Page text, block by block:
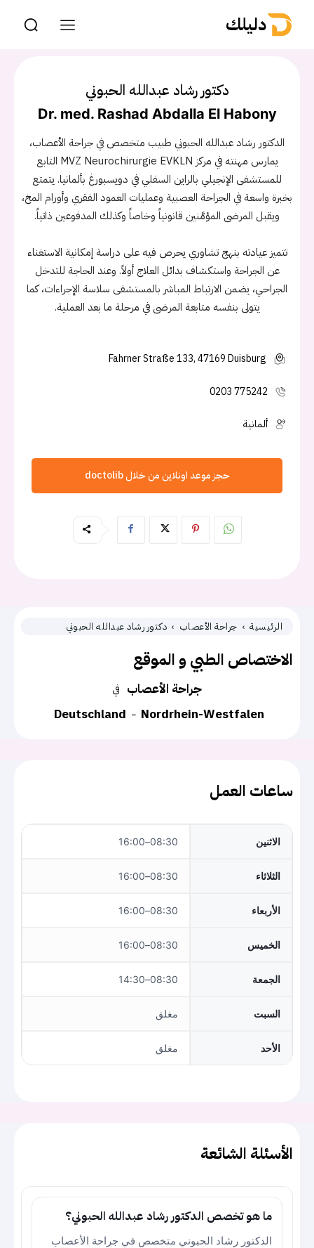
دليلك
الرئيسية جراحة الأعصاب دكتور رشاد عبدالله الحبوني
الاختصاص الطبي و الموقع
في جراحة الأعصاب
Deutschland
Nordrhein-Westfalen
ساعات العمل
الاثنين 08:30–16:00
الثلاثاء 08:30–16:00
الأربعاء 08:30–16:00
الخميس 08:30–16:00
الجمعة 08:30–14:30
السبت مغلق
الأحد مغلق
الأسئلة الشائعة
ما هو تخصص الدكتور رشاد عبدالله الحبوني؟
الدكتور رشاد الحبوني متخصص في جراحة الأعصاب
دكتور رشاد عبدالله الحبوني
Dr. med. Rashad Abdalla El Habony
الدكتور رشاد عبدالله الحبوني طبيب متخصص في جراحة الأعصاب،
يمارس مهنته في مركز MVZ Neurochirurgie EVKLN التابع
للمستشفى الإنجيلي بالراين السفلي في دويسبورغ بألمانيا. يتمتع
بخبرة واسعة في الجراحة العصبية وعمليات العمود الفقري وأورام المخ،
ويقبل المرضى المؤمَّنين قانونياً وخاصاً وكذلك المدفوعين ذاتياً.
تتميز عيادته بنهج تشاوري يحرص فيه على دراسة إمكانية الاستغناء
عن الجراحة واستكشاف بدائل العلاج أولاً. وعند الحاجة للتدخل
الجراحي، يضمن الارتباط المباشر بالمستشفى سلاسة الإجراءات، كما
يتولى بنفسه متابعة المرضى في مرحلة ما بعد العملية.
Fahrner Straße 133, 47169 Duisburg
0203 775242
ألمانية
حجز موعد اونلاين من خلال doctolib